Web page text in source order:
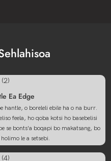
Ea Edge
hantle, o boreleli ebile ha o na burr.
feela, ho qoba kotsi ho basebelisi
se bonts'a boqapi bo makatsang, bo
le a setsebi.